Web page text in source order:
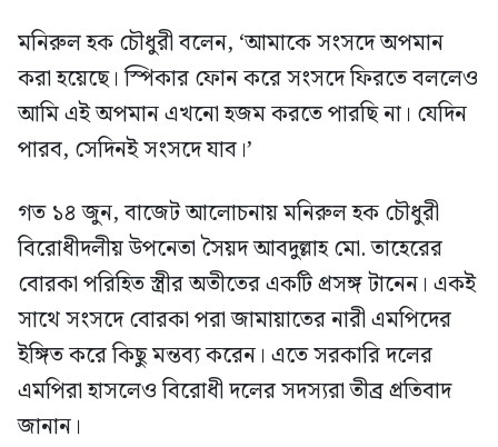
মনিরুল হক চৌধুরী বলেন, ‘আমাকে সংসদে অপমান
করা হয়েছে। স্পিকার ফোন করে সংসদে ফিরতে বললেও
আমি এই অপমান এখনো হজম করতে পারছি না। যেদিন
পারব, সেদিনই সংসদে যাব।’
গত ১৪ জুন, বাজেট আলোচনায় মনিরুল হক চৌধুরী
বিরোধীদলীয় উপনেতা সৈয়দ আবদুল্লাহ মো. তাহেরের
বোরকা পরিহিত স্ত্রীর অতীতের একটি প্রসঙ্গ টানেন। একই
সাথে সংসদে বোরকা পরা জামায়াতের নারী এমপিদের
ইঙ্গিত করে কিছু মন্তব্য করেন। এতে সরকারি দলের
এমপিরা হাসলেও বিরোধী দলের সদস্যরা তীব্র প্রতিবাদ
জানান।